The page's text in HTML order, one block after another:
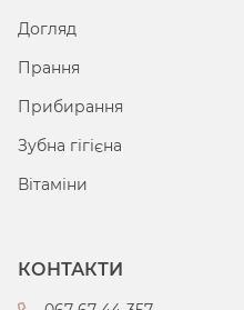
Догляд
Прання
Прибирання
Зубна гігієна
Вітаміни
КОНТАКТИ